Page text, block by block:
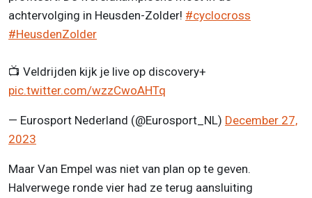
achtervolging in Heusden-Zolder! #cyclocross
#HeusdenZolder
📺 Veldrijden kijk je live op discovery+
pic.twitter.com/wzzCwoAHTq
— Eurosport Nederland (@Eurosport_NL) December 27,
2023
Maar Van Empel was niet van plan op te geven.
Halverwege ronde vier had ze terug aansluiting